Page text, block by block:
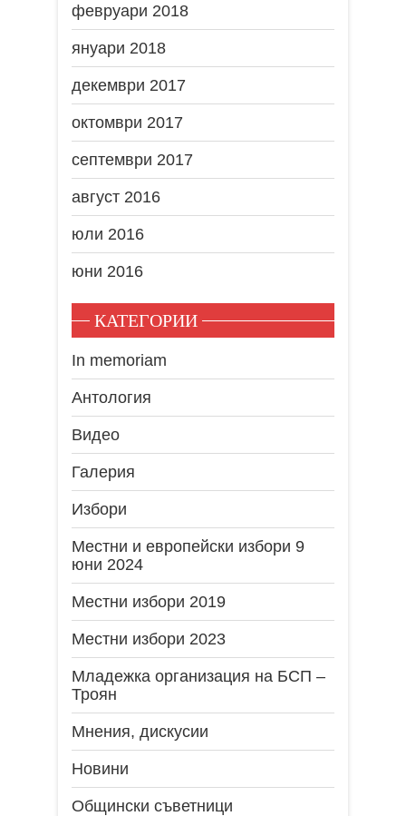
февруари 2018
януари 2018
декември 2017
октомври 2017
септември 2017
август 2016
юли 2016
юни 2016
КАТЕГОРИИ
In memoriam
Антология
Видео
Галерия
Избори
Местни и европейски избори 9
юни 2024
Местни избори 2019
Местни избори 2023
Младежка организация на БСП –
Троян
Мнения, дискусии
Новини
Общински съветници